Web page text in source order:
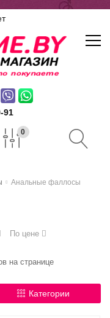
91
0
Анальные фаллосы
По цене
на странице
Категории